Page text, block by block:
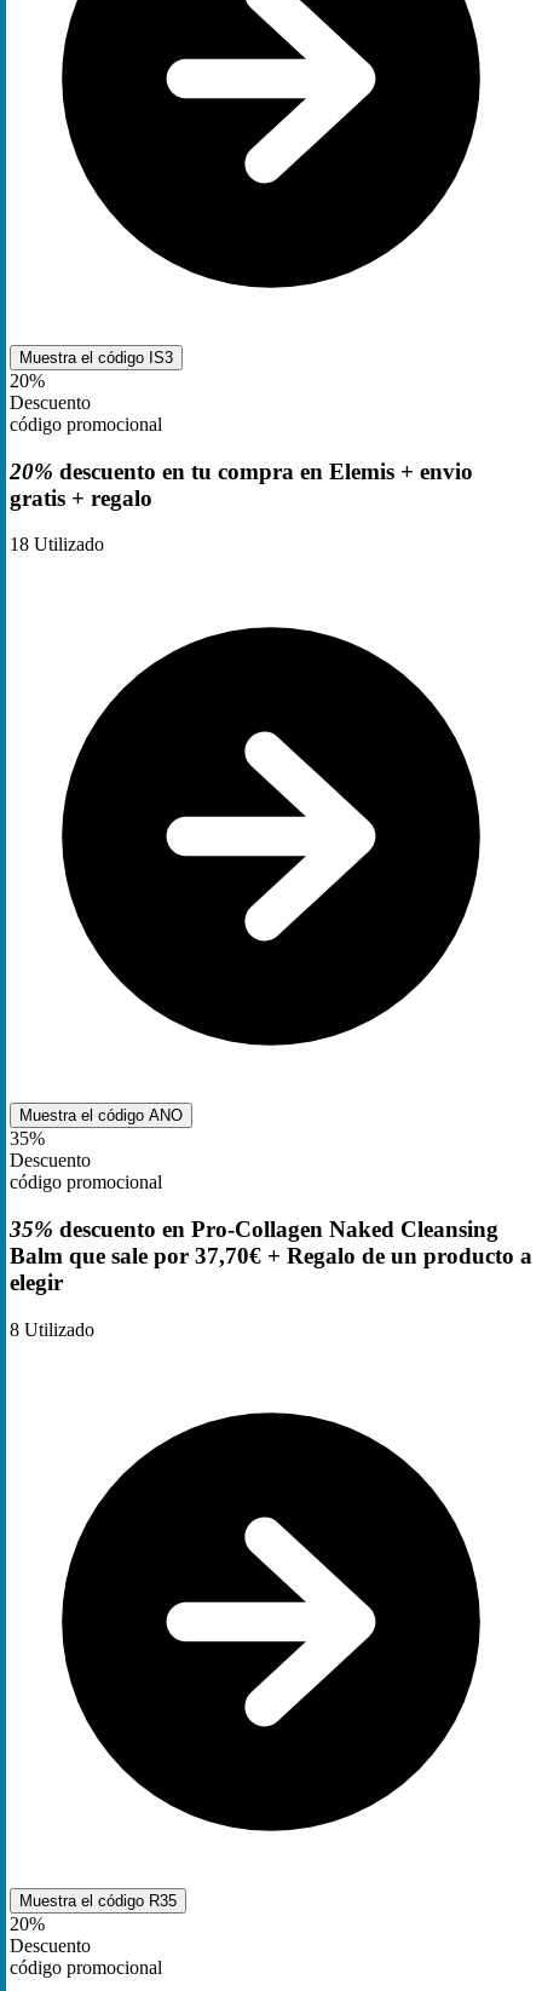
Muestra el código IS3
20%
Descuento
código promocional
20% descuento en tu compra en Elemis + envio
gratis + regalo
18 Utilizado
Muestra el código ANO
35%
Descuento
código promocional
35% descuento en Pro-Collagen Naked Cleansing
Balm que sale por 37,70€ + Regalo de un producto a
elegir
8 Utilizado
Muestra el código R35
20%
Descuento
código promocional